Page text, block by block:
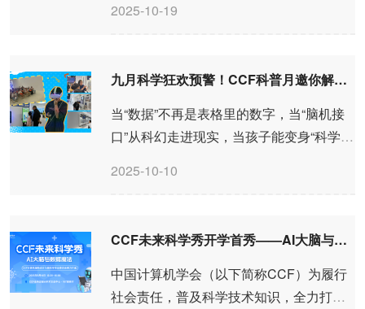
生物医学工程学院高飞研究员，于2025年
大冒险 ”的专场。活动将带领青少年探
索“计算”如何赋能科学，深刻改变我们观察
世界的方式。
2025-10-19
九月科学狂欢预警！CCF科普月邀你解锁“看得见、摸得着”的科学乐趣
当“数据”不再是表格里的数字，当“脑机接
口”从科幻走进现实，当孩子能变身“科学讲
会）把“计算机科学”变成了一场「可逛、可
你整个秋天的科学快乐！
2025-10-10
CCF未来科学秀开学首秀——AI大脑与数据魔法
中国计算机学会（以下简称CCF）为履行
社会责任，普及科学技术知识，全力打造